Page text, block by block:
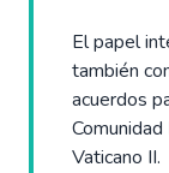
El papel
también
acuerdos
Vaticano II.